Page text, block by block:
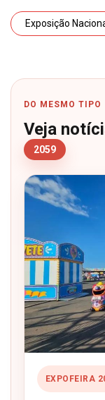
Exposição
DO MESMO TIPO
Veja
2059
EXPOFEIRA